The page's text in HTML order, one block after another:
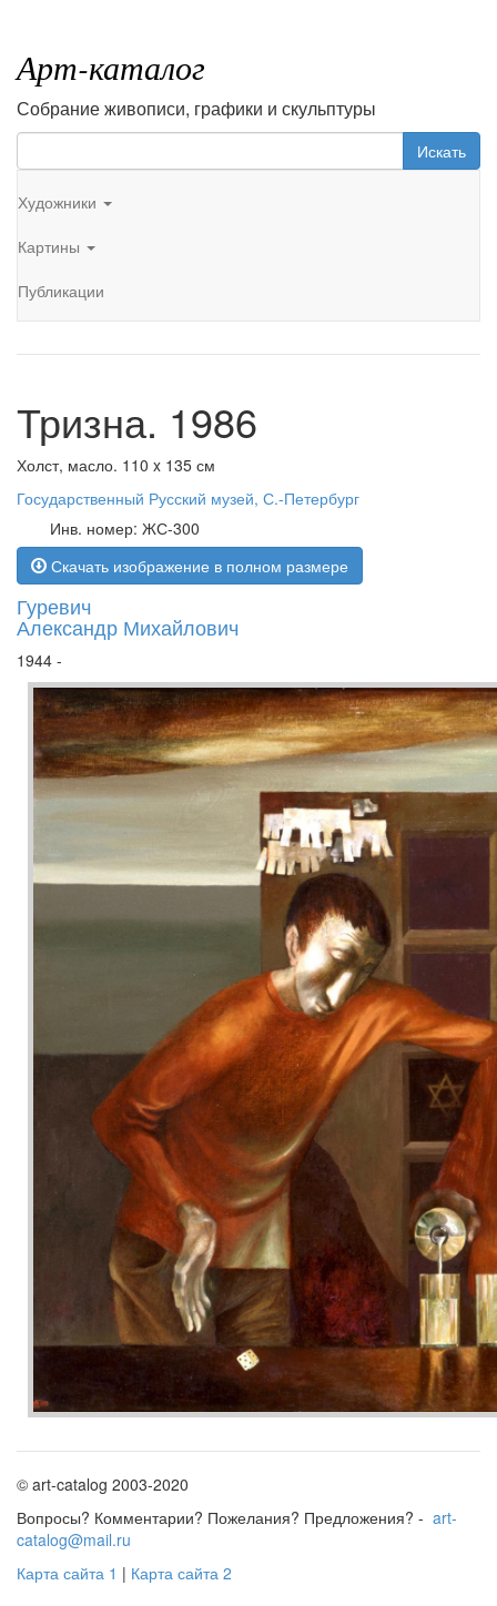
Арт-каталог
Собрание живописи, графики и скульптуры
Искать
Художники
Картины
Публикации
Тризна. 1986
Холст, масло. 110 x 135 см
Государственный Русский музей, С.-Петербург
Инв. номер: ЖС-300
Скачать изображение в полном размере
Гуревич
Александр Михайлович
1944 -
© art-catalog 2003-2020
Вопросы? Комментарии? Пожелания? Предложения? - art-
catalog@mail.ru
Карта сайта 1 | Карта сайта 2